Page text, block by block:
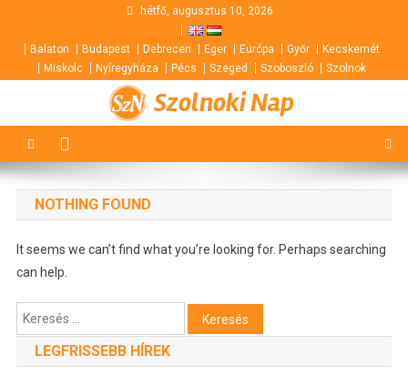
content
hétfő, augusztus 10, 2026
Balaton Budapest Debrecen Eger Európa Győr
Kecskemét
Miskolc
Nyíregyháza Pécs Szeged Szoboszló Szolnok
Szolnoki Nap
NOTHING FOUND
It seems we can’t find what you’re looking for. Perhaps searching
can help.
Keresés:
LEGFRISSEBB HÍREK